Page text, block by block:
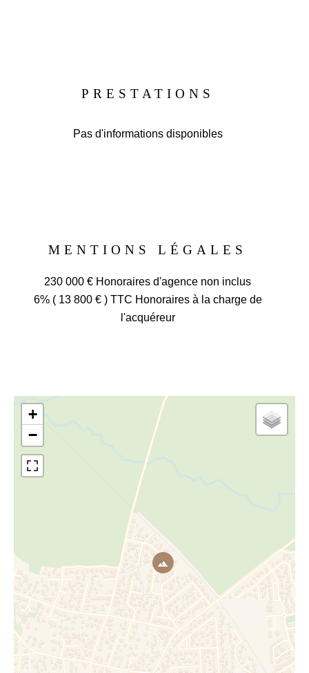
PRESTATIONS
Pas d'informations disponibles
MENTIONS LÉGALES
230 000 € Honoraires d'agence non inclus
6% ( 13 800 € ) TTC Honoraires à la charge de
l'acquéreur
+
−